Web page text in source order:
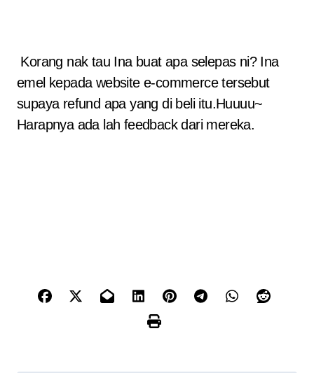
Korang nak tau Ina buat apa selepas ni? Ina
emel kepada website e-commerce tersebut
supaya refund apa yang di beli itu.Huuuu~
Harapnya ada lah feedback dari mereka.